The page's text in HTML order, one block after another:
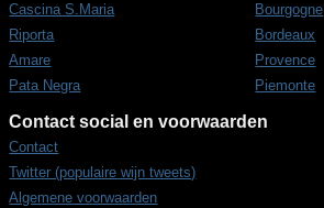
Cascina S.Maria
Riporta
Amare
Pata Negra
Bourgogne
Bordeaux
Provence
Piemonte
Contact social en voorwaarden
Contact
Twitter (populaire wijn tweets)
Algemene voorwaarden